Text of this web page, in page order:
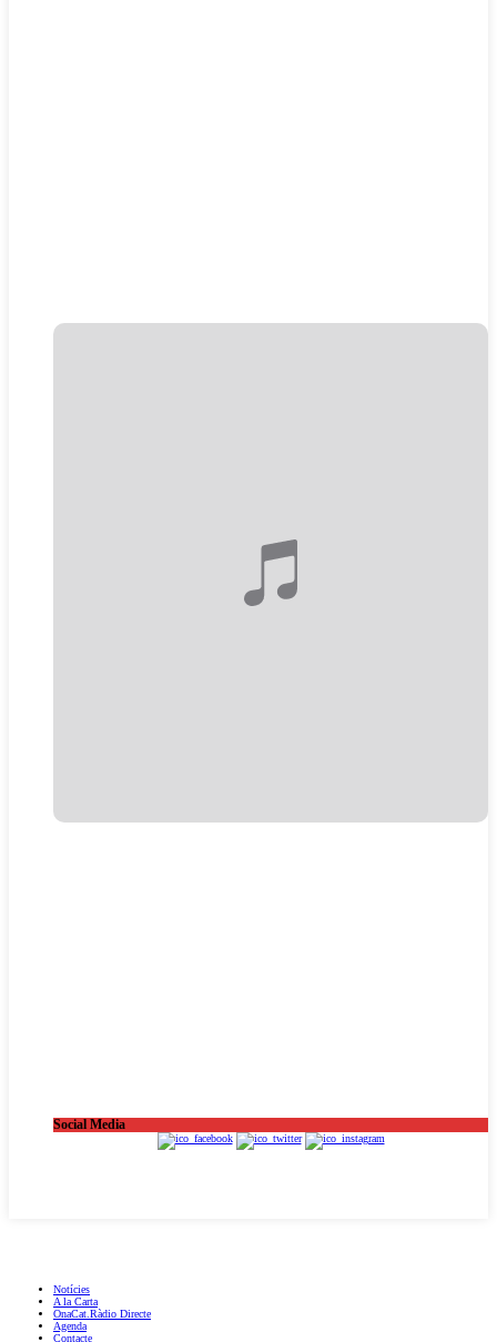
Social Media
Notícies
A la Carta
OnaCat.Ràdio Directe
Agenda
Contacte